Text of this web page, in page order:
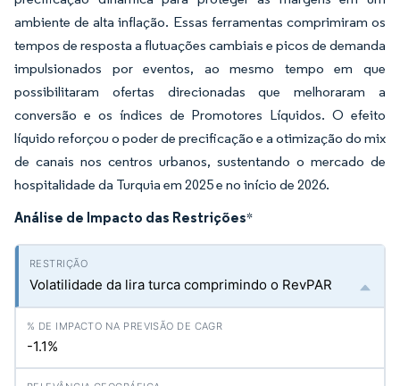
ambiente de alta inflação. Essas ferramentas comprimiram os
tempos de resposta a flutuações cambiais e picos de demanda
impulsionados por eventos, ao mesmo tempo em que
possibilitaram ofertas direcionadas que melhoraram a
conversão e os índices de Promotores Líquidos. O efeito
líquido reforçou o poder de precificação e a otimização do mix
de canais nos centros urbanos, sustentando o mercado de
hospitalidade da Turquia em 2025 e no início de 2026.
Análise de Impacto das Restrições*
Volatilidade da lira turca comprimindo o RevPAR
-1.1%